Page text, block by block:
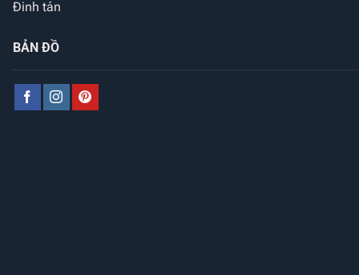
Đinh tán
BẢN ĐỒ